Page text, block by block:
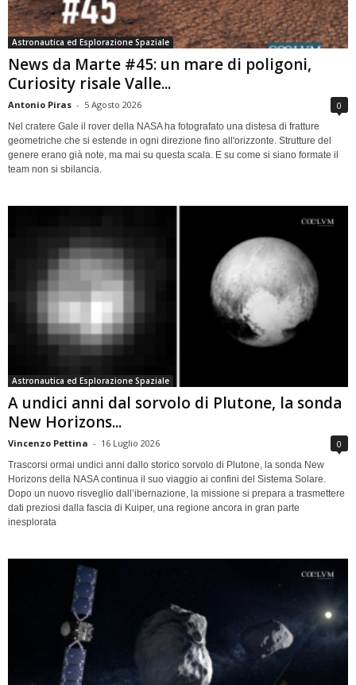
Astronautica ed Esplorazione Spaziale
News da Marte #45: un mare di poligoni,
Curiosity risale Valle...
Antonio Piras - 5 Agosto 2026 0
Nel cratere Gale il rover della NASA ha fotografato una distesa di fratture
geometriche che si estende in ogni direzione fino all'orizzonte. Strutture del
genere erano già note, ma mai su questa scala. E su come si siano formate il
team non si sbilancia.
Astronautica ed Esplorazione Spaziale
A undici anni dal sorvolo di Plutone, la sonda
New Horizons...
Vincenzo Pettina - 16 Luglio 2026 0
Trascorsi ormai undici anni dallo storico sorvolo di Plutone, la sonda New
Horizons della NASA continua il suo viaggio ai confini del Sistema Solare.
Dopo un nuovo risveglio dall’ibernazione, la missione si prepara a trasmettere
dati preziosi dalla fascia di Kuiper, una regione ancora in gran parte
inesplorata